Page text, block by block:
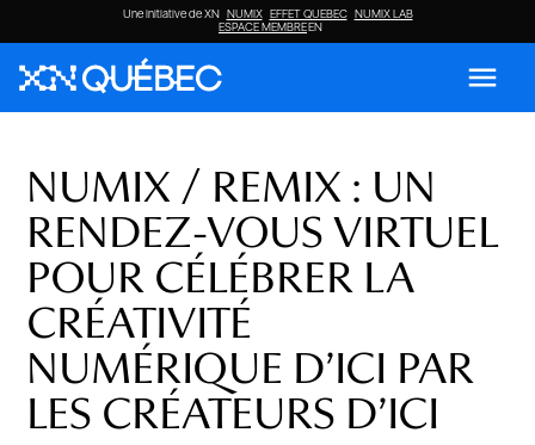
Une initiative de XN NUMIX EFFET QUEBEC NUMIX LAB
ESPACE MEMBREEN
menu
NUMIX / REMIX : UN
RENDEZ-VOUS VIRTUEL
POUR CÉLÉBRER LA
CRÉATIVITÉ
NUMÉRIQUE D’ICI PAR
LES CRÉATEURS D’ICI